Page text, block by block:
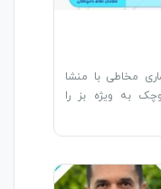
مخاطی با منشا
به ویژه بز را